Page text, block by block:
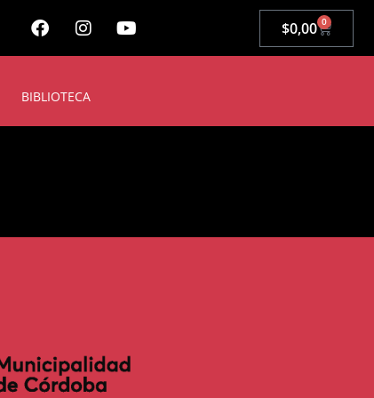
$0,00 0
BIBLIOTECA